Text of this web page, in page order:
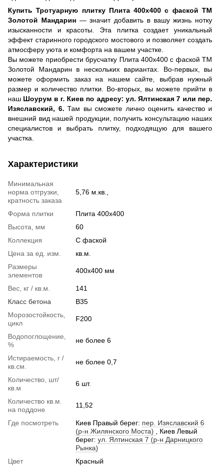
Купить Тротуарную плитку Плита 400х400 с фаской ТМ
Золотой Мандарин— значит добавить в вашу жизнь нотку
изысканности и красоты. Эта плитка создает уникальный
эффект старинного городского мостового и позволяет создать
атмосферу уюта и комфорта на вашем участке.
Вы можете приобрести брусчатку Плита 400х400 с фаской ТМ
Золотой Мандарин в нескольких вариантах. Во-первых, вы
можете оформить заказ на нашем сайте, выбрав нужный
размер и количество плитки. Во-вторых, вы можете прийти в
наш Шоурум в г. Киев по адресу: ул. Ялтинская 7 или пер.
Изяславский, 6. Там вы сможете лично оценить качество и
внешний вид нашей продукции, получить консультацию наших
специалистов и выбрать плитку, подходящую для вашего
участка.
Характеристики
Минимальная
норма отгрузки,
кратность заказа
5,76 м.кв.,
Форма плитки
Плита 400х400
Высота, мм
60
Коллекция
С фаской
Цена за ед. изм.
кв.м.
Размеры
элементов
400x400 мм
Вес, кг / кв.м.
141
Класс бетона
В35
Морозостойкость,
цикл
F200
Водопоглощение,
%
не более 6
Истираемость, г /
кв.см.
не более 0,7
Количество, шт/
кв.м
6 шт.
Количество кв.м.
на поддоне
11,52
Где посмотреть Киев Правый берег: пер. Изяславский 6
(р-н Жилянского Моста)
, Киев Левый
берег: ул. Ялтинская 7 (р-н Дарницкого
Рынка)
Цвет
Красный